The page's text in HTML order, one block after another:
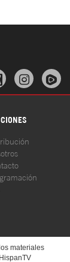

materiales